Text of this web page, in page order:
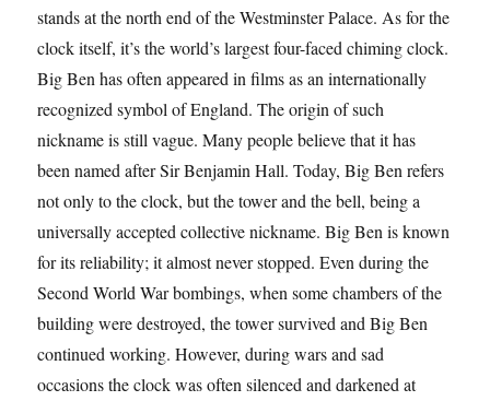
stands at the north end of the Westminster Palace. As for the
clock itself, it’s the world’s largest four-faced chiming clock.
Big Ben has often appeared in films as an internationally
recognized symbol of England. The origin of such
nickname is still vague. Many people believe that it has
been named after Sir Benjamin Hall. Today, Big Ben refers
not only to the clock, but the tower and the bell, being a
universally accepted collective nickname. Big Ben is known
for its reliability; it almost never stopped. Even during the
Second World War bombings, when some chambers of the
building were destroyed, the tower survived and Big Ben
continued working. However, during wars and sad
occasions the clock was often silenced and darkened at